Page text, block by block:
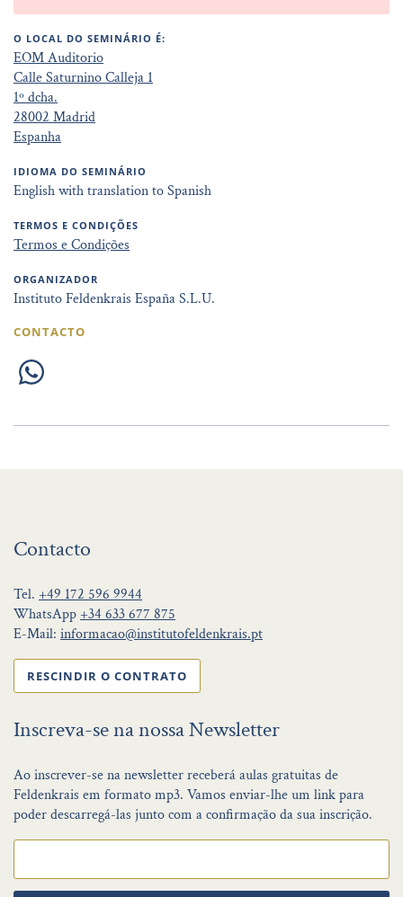
O LOCAL DO SEMINÁRIO É:
EOM Auditorio
Calle Saturnino Calleja 1
1º dcha.
28002 Madrid
Espanha
IDIOMA DO SEMINÁRIO
English with translation to Spanish
TERMOS E CONDIÇÕES
Termos e Condições
ORGANIZADOR
Instituto Feldenkrais España S.L.U.
CONTACTO
Contacto
Tel. +49 172 596 9944
WhatsApp +34 633 677 875
E-Mail: informacao@institutofeldenkrais.pt
RESCINDIR O CONTRATO
Inscreva-se na nossa Newsletter
Ao inscrever-se na newsletter receberá aulas gratuitas de
Feldenkrais em formato mp3. Vamos enviar-lhe um link para
poder descarregá-las junto com a confirmação da sua inscrição.